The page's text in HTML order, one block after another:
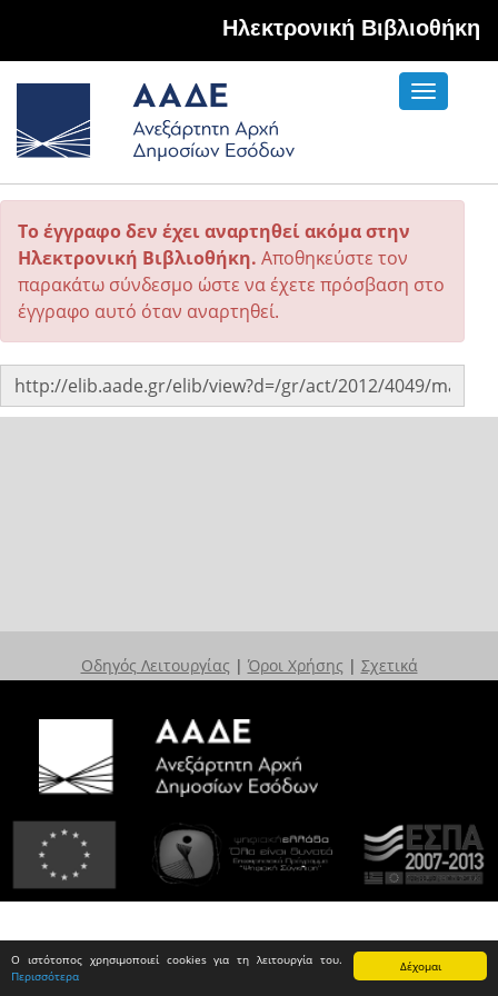
Δέχομαι
Ο ιστότοπος χρησιμοποιεί cookies για τη λειτουργία του.
Περισσότερα
Hλεκτρονική Βιβλιοθήκη
Toggle
Το έγγραφο δεν έχει αναρτηθεί ακόμα στην
Ηλεκτρονική Βιβλιοθήκη. Αποθηκεύστε τον
παρακάτω σύνδεσμο ώστε να έχετε πρόσβαση στο
έγγραφο αυτό όταν αναρτηθεί.
Οδηγός Λειτουργίας | Όροι Χρήσης | Σχετικά